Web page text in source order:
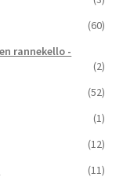
(60)
rannekello -
(2)
(52)
(1)
(12)
(11)